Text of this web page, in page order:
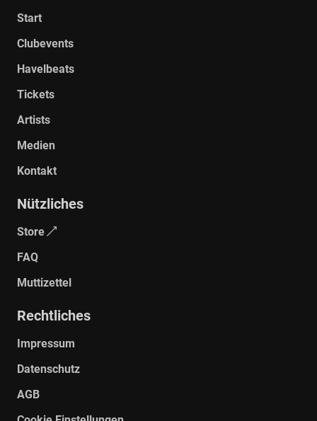
Start
Clubevents
Havelbeats
Tickets
Artists
Medien
Kontakt
Nützliches
Store
FAQ
Muttizettel
Rechtliches
Impressum
Datenschutz
AGB